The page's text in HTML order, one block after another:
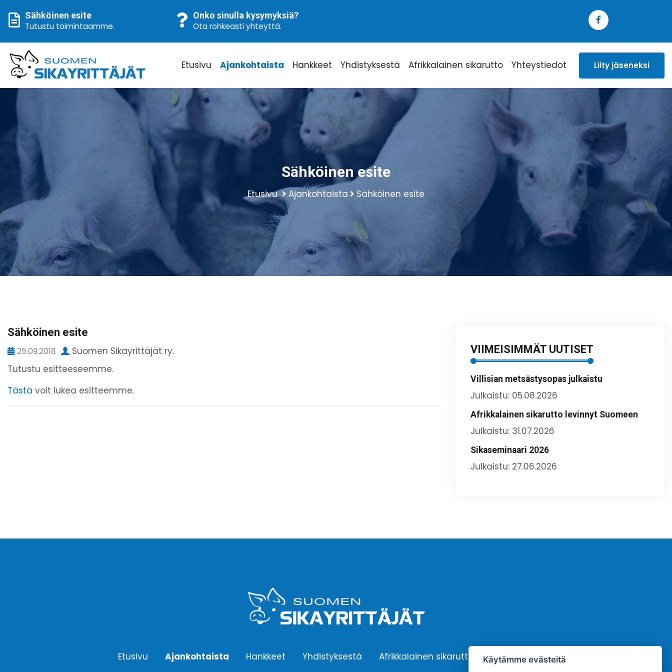
Sähköinen esite
Tutustu toimintaamme.
Onko sinulla kysymyksiä?
Ota rohkeasti yhteyttä.
Etusivu Ajankohtaista Hankkeet Yhdistyksestä Afrikkalainen sikarutto Yhteystiedot Liity jäseneksi
Sähköinen esite
Etusivu Ajankohtaista Sähköinen esite
Sähköinen esite
25.09.2018
Suomen Sikayrittäjät ry.
Tutustu esitteeseemme.
Tästä voit lukea esitteemme.
VIIMEISIMMÄT UUTISET
Villisian metsästysopas julkaistu
Julkaistu: 05.08.2026
Afrikkalainen sikarutto levinnyt Suomeen
Julkaistu: 31.07.2026
Sikaseminaari 2026
Julkaistu: 27.06.2026
Etusivu Ajankohtaista Hankkeet Yhdistyksestä Afrikkalainen sikarutto Yhteystiedot
Käytämme evästeitä